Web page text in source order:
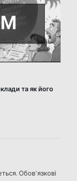
та як його
Обов’язкові